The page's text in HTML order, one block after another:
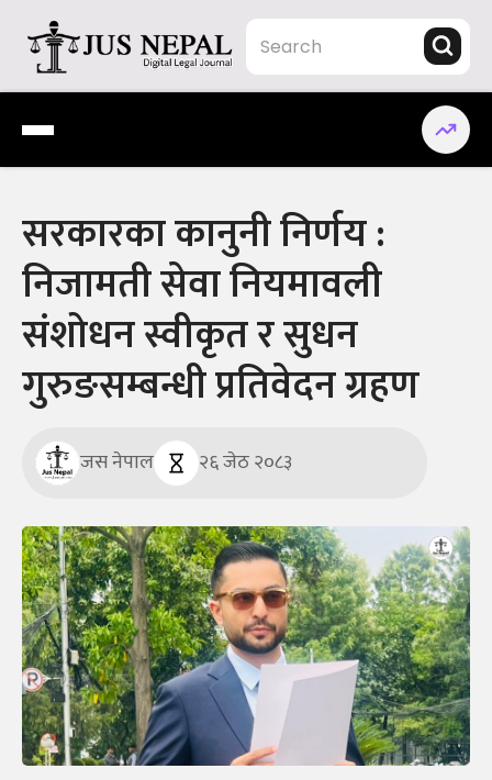
content
Jus Nepal | www.jusnepal.com
Digital Legal Journal
सरकारका कानुनी निर्णय :
निजामती सेवा नियमावली
संशोधन स्वीकृत र सुधन
गुरुङसम्बन्धी प्रतिवेदन ग्रहण
जस नेपाल २६ जेठ २०८३